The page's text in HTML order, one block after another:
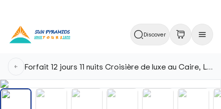
Discover
Forfait 12 jours 11 nuits Croisière de luxe au Caire, Louxor, Assouan et sur le lac